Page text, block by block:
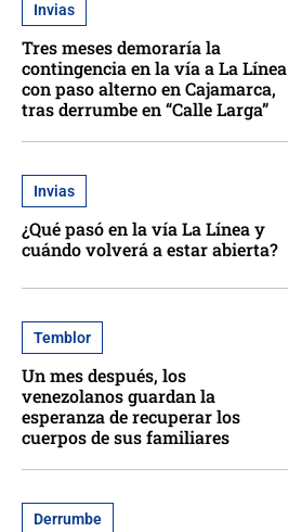
Invias
Tres meses demoraría la
contingencia en la vía a La Línea
con paso alterno en Cajamarca,
tras derrumbe en “Calle Larga”
Invias
¿Qué pasó en la vía La Línea y
cuándo volverá a estar abierta?
Temblor
Un mes después, los
venezolanos guardan la
esperanza de recuperar los
cuerpos de sus familiares
Derrumbe